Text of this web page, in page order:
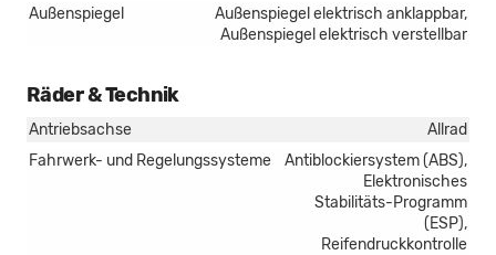
Außenspiegel
Außenspiegel elektrisch anklappbar,
Außenspiegel elektrisch verstellbar
Räder & Technik
Antriebsachse
Allrad
Fahrwerk- und Regelungssysteme
Antiblockiersystem (ABS),
Elektronisches
Stabilitäts-Programm
(ESP),
Reifendruckkontrolle